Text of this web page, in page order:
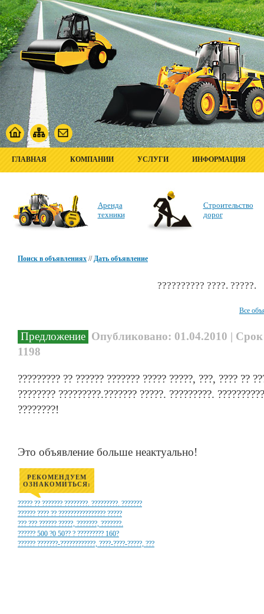
ГЛАВНАЯ КОМПАНИИ УСЛУГИ ИНФОРМАЦИЯ
Аренда
техники
Строительство
дорог
Поиск в объявлениях //Дать объявление
?????????? ????. ?????.
Все
Предложение Опубликовано: 01.04.2010 |
1198
????????? ?? ?????? ??????? ????? ?????, ???, ???? ??
???????? ?????????.??????? ?????. ?????????.
????????!
Это объявление больше неактуально!
РЕКОМЕНДУЕМ
ОЗНАКОМИТЬСЯ:
????? ?? ??????? ????????. ?????????. ???????
?????? ???? ?? ???????????????? ?????
??? ??? ?????? ?????, ???????, ???????.
?????? 500 ?0 50?? ? ????????? 160?
?????? ???????-????????????, ????-????-?????, ???